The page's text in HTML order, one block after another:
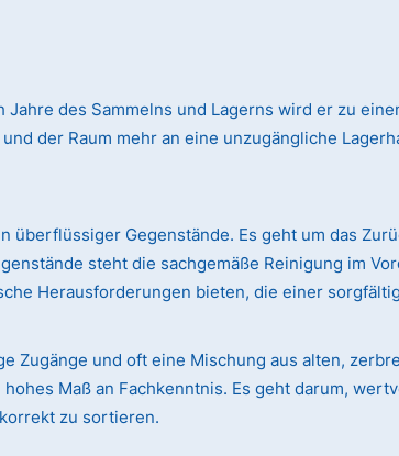
des Sammelns und Lagerns wird er zu
der Raum mehr an eine unzugängliche
Gegenstände. Es geht um das
steht die sachgemäße Reinigung im
Herausforderungen bieten, die einer
Zugänge und oft eine Mischung aus alten,
Maß an Fachkenntnis. Es geht darum,
zu sortieren.